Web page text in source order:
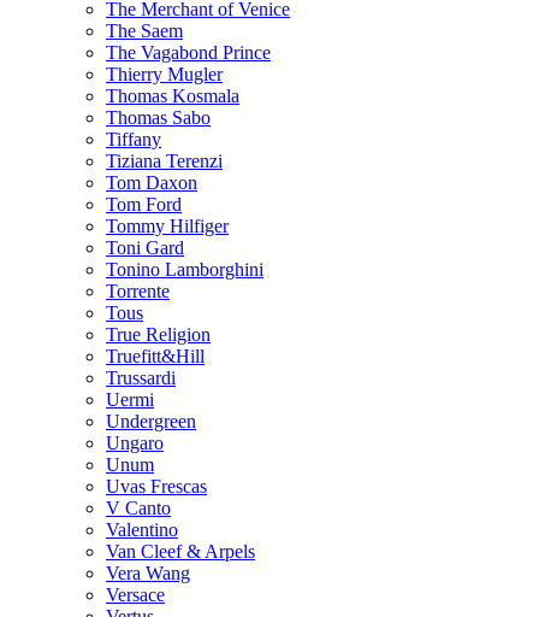
The Merchant of Venice
The Saem
The Vagabond Prince
Thierry Mugler
Thomas Kosmala
Thomas Sabo
Tiffany
Tiziana Terenzi
Tom Daxon
Tom Ford
Tommy Hilfiger
Toni Gard
Tonino Lamborghini
Torrente
Tous
True Religion
Truefitt&Hill
Trussardi
Uermi
Undergreen
Ungaro
Unum
Uvas Frescas
V Canto
Valentino
Van Cleef & Arpels
Vera Wang
Versace